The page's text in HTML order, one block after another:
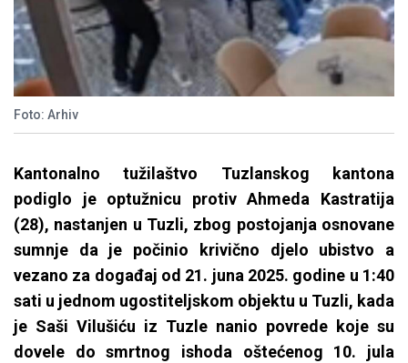
Foto: Arhiv
Kantonalno tužilaštvo Tuzlanskog kantona
podiglo je optužnicu protiv Ahmeda Kastratija
(28), nastanjen u Tuzli, zbog postojanja osnovane
sumnje da je počinio krivično djelo ubistvo a
vezano za događaj od 21. juna 2025. godine u 1:40
sati u jednom ugostiteljskom objektu u Tuzli, kada
je Saši Vilušiću iz Tuzle nanio povrede koje su
dovele do smrtnog ishoda oštećenog 10. jula